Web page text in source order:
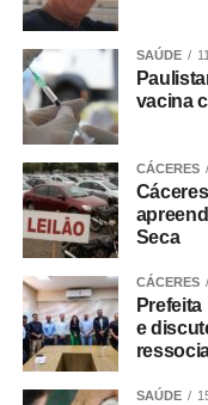
elementos indicando
A ação contou com
Várzea Grande e da
no cumprimento
As investigações
integrantes da
apuração dos crimes
à atuação da facção
SAÚDE
vacina
CÁCERES
Seca
CÁCERES
e
SAÚDE